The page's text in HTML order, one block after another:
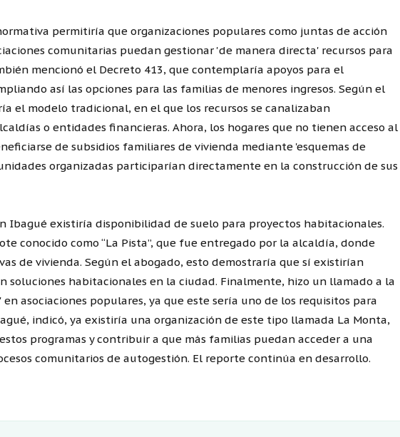
permitiría que organizaciones populares como juntas de acción
comunitarias puedan gestionar 'de manera directa' recursos para
mencionó el Decreto 413, que contemplaría apoyos para el
así las opciones para las familias de menores ingresos. Según el
el modelo tradicional, en el que los recursos se canalizaban
o entidades financieras. Ahora, los hogares que no tienen acceso al
de subsidios familiares de vivienda mediante 'esquemas de
organizadas participarían directamente en la construcción de sus
Ibagué existiría disponibilidad de suelo para proyectos habitacionales.
conocido como “La Pista”, que fue entregado por la alcaldía, donde
de vivienda. Según el abogado, esto demostraría que sí existirían
soluciones habitacionales en la ciudad. Finalmente, hizo un llamado a la
asociaciones populares, ya que este sería uno de los requisitos para
indicó, ya existiría una organización de este tipo llamada La Monta,
programas y contribuir a que más familias puedan acceder a una
comunitarios de autogestión. El reporte continúa en desarrollo.